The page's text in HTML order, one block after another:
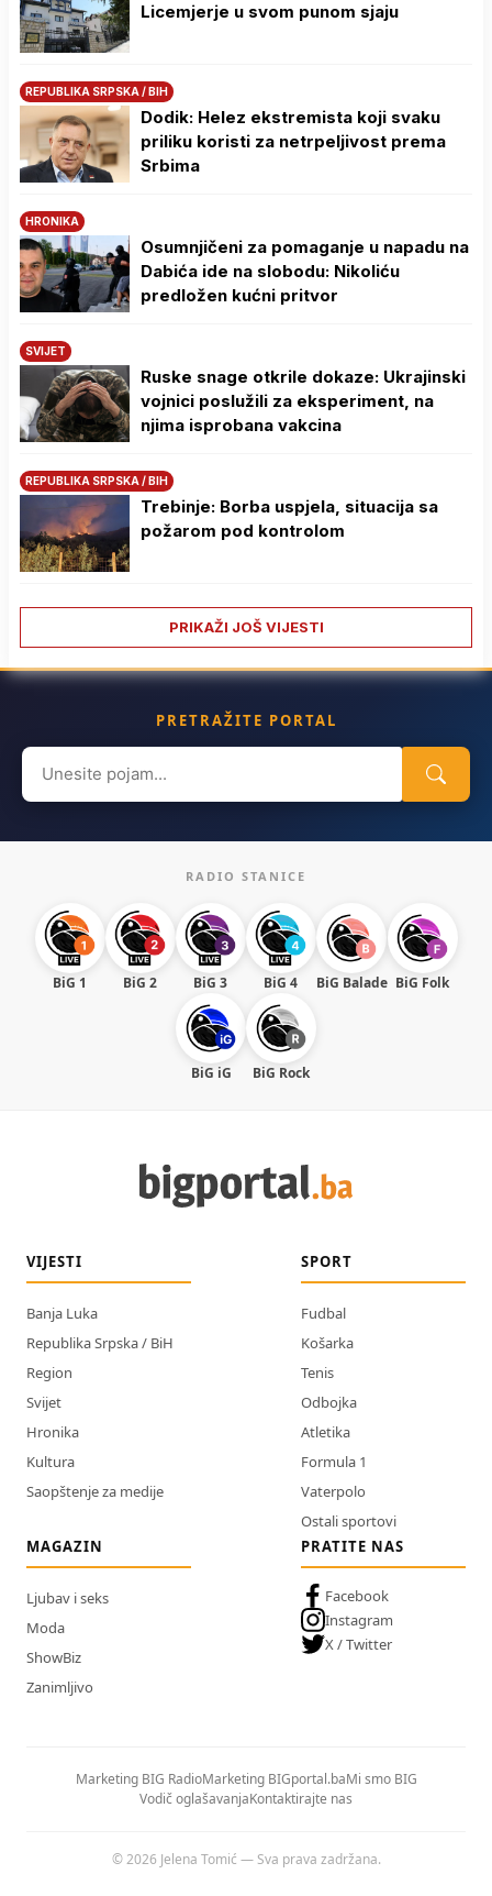
Licemjerje u svom punom sjaju
REPUBLIKA SRPSKA / BIH
Dodik: Helez ekstremista koji svaku
priliku koristi za netrpeljivost prema
Srbima
HRONIKA
Osumnjičeni za pomaganje u napadu na
Dabića ide na slobodu: Nikoliću
predložen kućni pritvor
SVIJET
Ruske snage otkrile dokaze: Ukrajinski
vojnici poslužili za eksperiment, na
njima isprobana vakcina
REPUBLIKA SRPSKA / BIH
Trebinje: Borba uspjela, situacija sa
požarom pod kontrolom
PRIKAŽI JOŠ VIJESTI
PRETRAŽITE PORTAL
Search
for:
RADIO STANICE
BiG 1 BiG 2 BiG 3 BiG 4 BiG Balade BiG Folk
BiG iG BiG Rock
VIJESTI
Banja Luka
Republika Srpska / BiH
Region
Svijet
Hronika
Kultura
Saopštenje za medije
SPORT
Fudbal
Košarka
Tenis
Odbojka
Atletika
Formula 1
Vaterpolo
Ostali sportovi
MAGAZIN
Ljubav i seks
Moda
ShowBiz
Zanimljivo
PRATITE NAS
Facebook
Instagram
X / Twitter
Marketing BIG RadioMarketing BIGportal.baMi smo BIG
Vodič oglašavanjaKontaktirajte nas
© 2026 Jelena Tomić — Sva prava zadržana.